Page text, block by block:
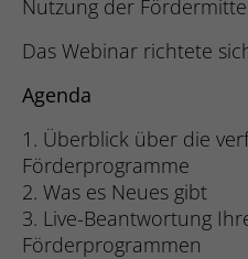
Nutzung der
Das Webinar richtete
Agenda
1. Überblick über die
Förderprogramme
2. Was es Neues gibt
3. Live-Beantwortung
Förderprogrammen
Name
Zweck
Laufzeit 1 Tag
Name _gat
auf
Name
Anbieter